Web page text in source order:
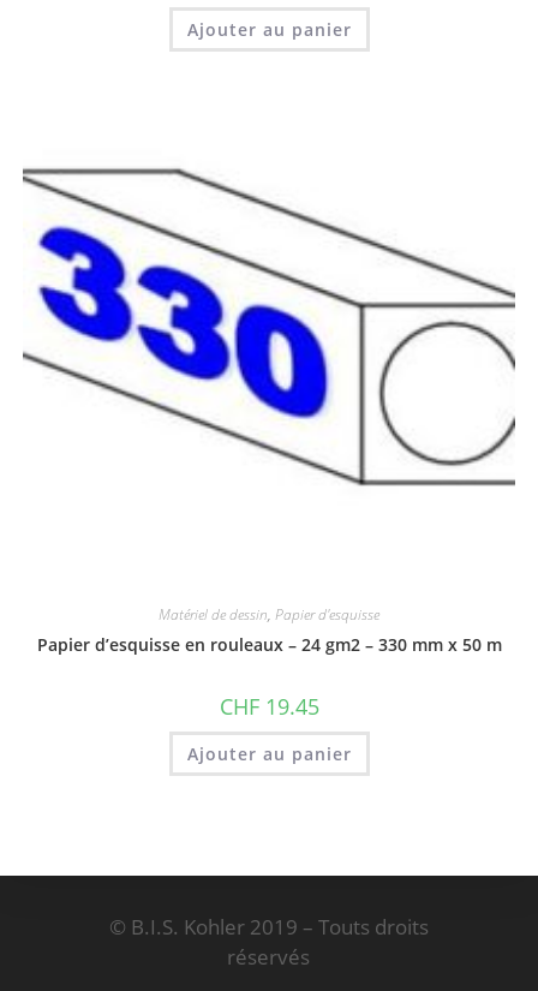
Ajouter au panier
Matériel de dessin, Papier d'esquisse
Papier d’esquisse en rouleaux – 24 gm2 – 330 mm x 50 m
CHF19.45
Ajouter au panier
© B.I.S. Kohler 2019 – Touts droits
réservés